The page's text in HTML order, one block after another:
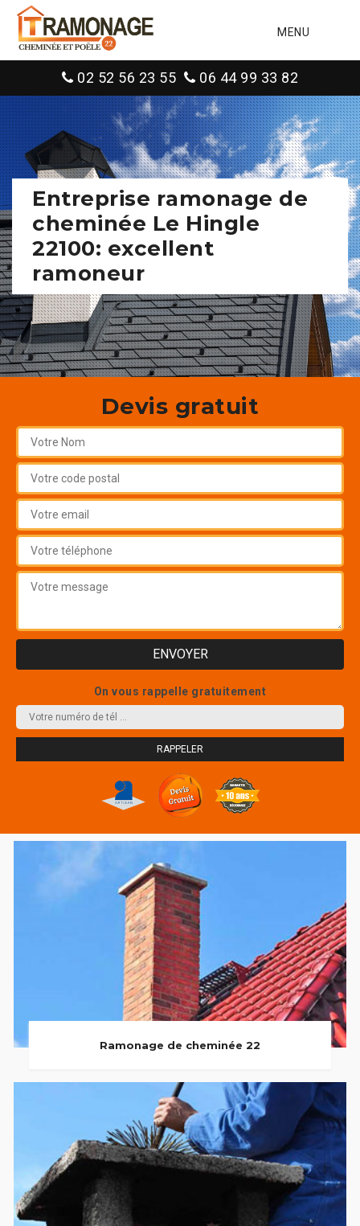
MENU
02 52 56 23 55 06 44 99 33 82
Entreprise ramonage de
cheminée Le Hingle
22100: excellent
ramoneur
Devis gratuit
On vous rappelle gratuitement
Ramonage de cheminée 22